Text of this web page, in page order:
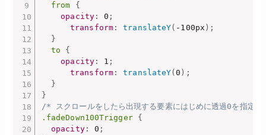
from
{
opacity : 0 ;
transform : translateY( -100px ) ;
}
to
{
opacity : 1 ;
transform : translateY(0 ) ;
}
}
/* スクロールをしたら出現する要素にはじめに透過0を指定
.fadeDown100Trigger
{
opacity: 0 ;